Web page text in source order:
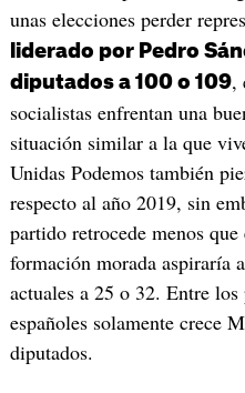
unas elecciones perder
liderado por Pedro
diputados a 100 o 109,
socialistas enfrentan una
situación similar a la que
Unidas Podemos también
respecto al año 2019, sin
partido retrocede menos
formación morada aspiraría
actuales a 25 o 32. Entre
españoles solamente crece
diputados.